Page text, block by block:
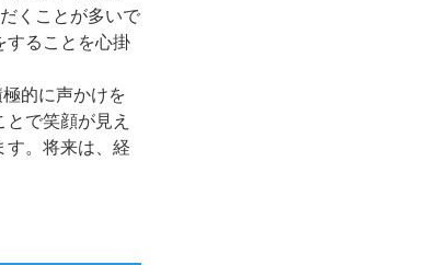
くことが多いで
することを心掛
的に声かけを
で笑顔が見え
す。将来は、経